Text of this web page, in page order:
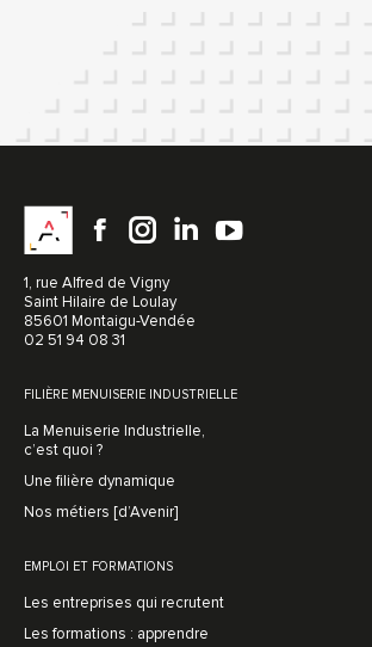
1, rue Alfred de Vigny
Saint Hilaire de Loulay
85601 Montaigu-Vendée
02 51 94 08 31
FILIÈRE MENUISERIE INDUSTRIELLE
La Menuiserie Industrielle,
c’est quoi ?
Une filière dynamique
Nos métiers [d’Avenir]
EMPLOI ET FORMATIONS
Les entreprises qui recrutent
Les formations : apprendre